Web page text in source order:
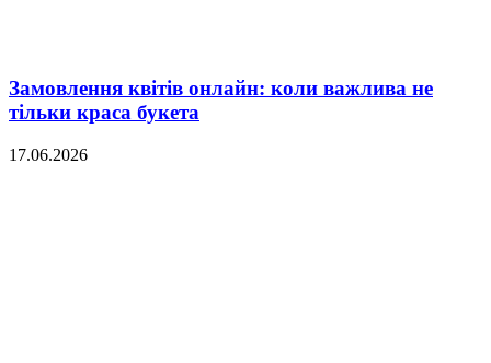
Замовлення квітів онлайн: коли важлива не
тільки краса букета
17.06.2026